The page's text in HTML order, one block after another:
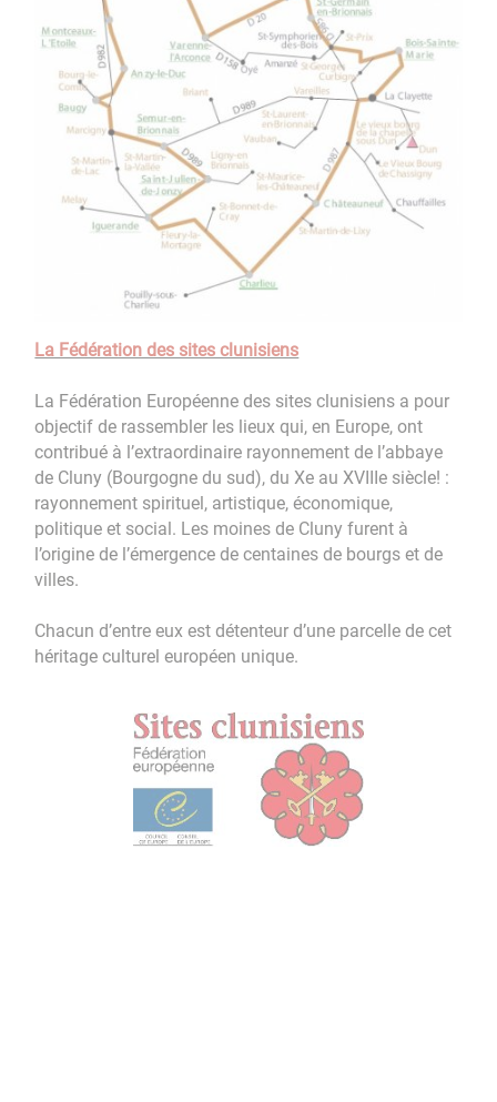
La Fédération des sites clunisiens
La Fédération Européenne des sites clunisiens a pour
objectif de rassembler les lieux qui, en Europe, ont
contribué à l’extraordinaire rayonnement de l’abbaye
de Cluny (Bourgogne du sud), du Xe au XVIIIe siècle! :
rayonnement spirituel, artistique, économique,
politique et social. Les moines de Cluny furent à
l’origine de l’émergence de centaines de bourgs et de
villes.
Chacun d’entre eux est détenteur d’une parcelle de cet
héritage culturel européen unique.